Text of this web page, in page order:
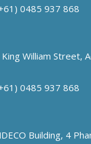
0485 937 868
William Street,
0485 937 868
Building, 4